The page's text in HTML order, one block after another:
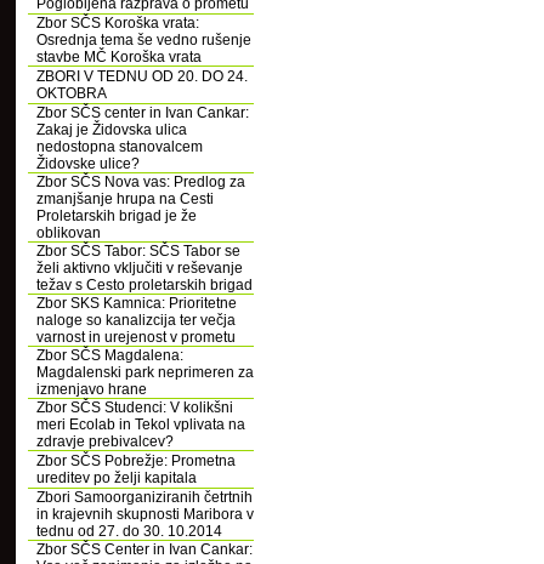
Poglobljena razprava o prometu
Zbor SČS Koroška vrata:
Osrednja tema še vedno rušenje
stavbe MČ Koroška vrata
ZBORI V TEDNU OD 20. DO 24.
OKTOBRA
Zbor SČS center in Ivan Cankar:
Zakaj je Židovska ulica
nedostopna stanovalcem
Židovske ulice?
Zbor SČS Nova vas: Predlog za
zmanjšanje hrupa na Cesti
Proletarskih brigad je že
oblikovan
Zbor SČS Tabor: SČS Tabor se
želi aktivno vključiti v reševanje
težav s Cesto proletarskih brigad
Zbor SKS Kamnica: Prioritetne
naloge so kanalizcija ter večja
varnost in urejenost v prometu
Zbor SČS Magdalena:
Magdalenski park neprimeren za
izmenjavo hrane
Zbor SČS Studenci: V kolikšni
meri Ecolab in Tekol vplivata na
zdravje prebivalcev?
Zbor SČS Pobrežje: Prometna
ureditev po želji kapitala
Zbori Samoorganiziranih četrtnih
in krajevnih skupnosti Maribora v
tednu od 27. do 30. 10.2014
Zbor SČS Center in Ivan Cankar: